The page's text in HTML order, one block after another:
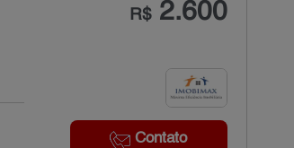
R$2.600
Contato